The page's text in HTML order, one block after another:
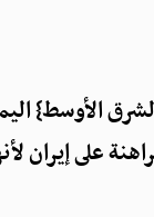
الأوسط}
على إيران